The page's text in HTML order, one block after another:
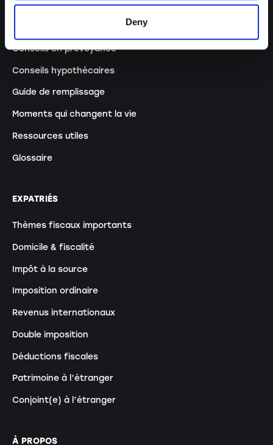
Deny
Optimisation fiscale
Conseils en prévoyance
Conseils hypothécaires
Guide de remplissage
Moments qui changent la vie
Ressources utiles
Glossaire
EXPATRIÉS
Thèmes fiscaux importants
Domicile & fiscalité
Impôt à la source
Imposition ordinaire
Revenus internationaux
Double imposition
Déductions fiscales
Patrimoine à l’étranger
Conjoint(e) à l’étranger
À PROPOS